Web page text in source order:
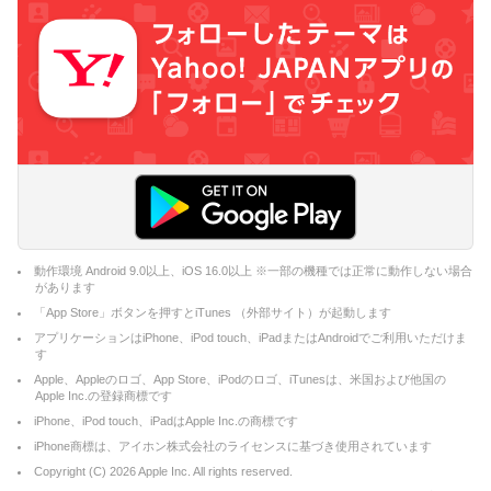
動作環境 Android 9.0以上、iOS 16.0以上 ※一部の機種では正常に動作しない場合
があります
「App Store」ボタンを押すとiTunes （外部サイト）が起動します
アプリケーションはiPhone、iPod touch、iPadまたはAndroidでご利用いただけま
す
Apple、Appleのロゴ、App Store、iPodのロゴ、iTunesは、米国および他国の
Apple Inc.の登録商標です
iPhone、iPod touch、iPadはApple Inc.の商標です
iPhone商標は、アイホン株式会社のライセンスに基づき使用されています
Copyright (C) 2026Apple Inc. All rights reserved.